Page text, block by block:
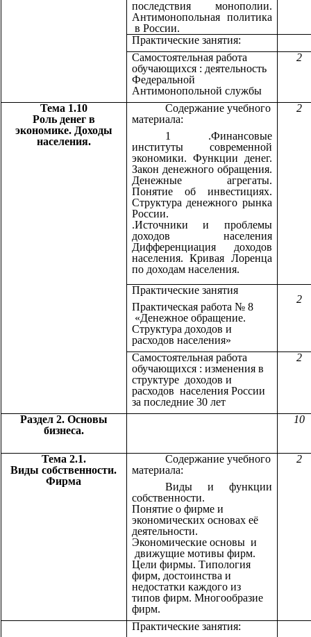
последствия монополии.
Антимонопольная политика
в России.
Практические занятия:
Самостоятельная работа
обучающихся : деятельность
Федеральной
Антимонопольной службы
2
Тема 1.10
Роль денег в
экономике. Доходы
населения.
Содержание учебного
материала:
1 .Финансовые
институты современной
экономики. Функции денег.
Закон денежного обращения.
Денежные агрегаты.
Понятие об инвестициях.
Структура денежного рынка
России.
.Источники и проблемы
доходов населения
Дифференциация доходов
населения. Кривая Лоренца
по доходам населения.
2
Практические занятия
Практическая работа № 8
«Денежное обращение.
Структура доходов и
расходов населения»
2
Самостоятельная работа
обучающихся : изменения в
структуре доходов и
расходов населения России
за последние 30 лет
2
Раздел 2. Основы
бизнеса.
10
Тема 2.1.
Виды собственности.
Фирма
Содержание учебного
материала:
Виды и функции
собственности.
Понятие о фирме и
экономических основах её
деятельности.
Экономические основы и
движущие мотивы фирм.
Цели фирмы. Типология
фирм, достоинства и
недостатки каждого из
типов фирм. Многообразие
фирм.
2
Практические занятия: